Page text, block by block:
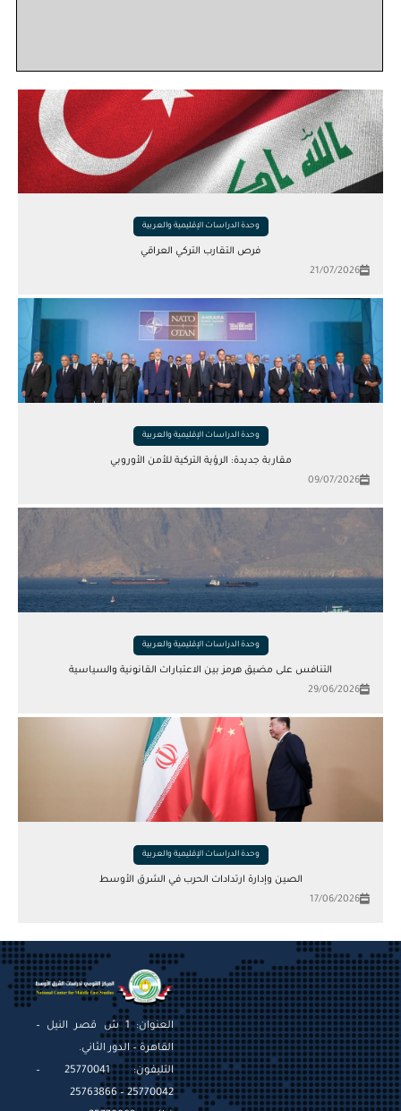
وحدة الدراسات الإقليمية والعربية
فرص التقارب التركي العراقي
21/07/2026
وحدة الدراسات الإقليمية والعربية
مقاربة جديدة: الرؤية التركية للأمن الأوروبي
09/07/2026
وحدة الدراسات الإقليمية والعربية
التنافس على مضيق هرمز بين الاعتبارات القانونية والسياسية
29/06/2026
وحدة الدراسات الإقليمية والعربية
الصين وإدارة ارتدادات الحرب في الشرق الأوسط
17/06/2026
العنوان: 1 ش قصر النيل –
القاهرة – الدور الثاني.
التليفون: 25770041 –
25770042 – 25763866